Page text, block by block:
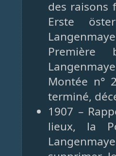
des raisons
Erste
Première
Montée n°
terminé,
1907 –
lieux, la